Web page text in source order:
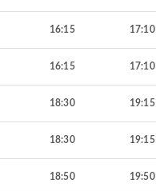
16:15 17:10
16:15 17:10
18:30 19:15
18:30 19:15
18:50 19:50